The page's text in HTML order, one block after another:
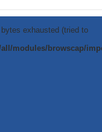
exhausted (tried to
modules/browscap/